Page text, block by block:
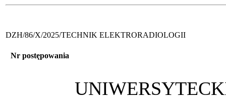
DZH/86/X/2025/TECHNIK ELEKTRORADIOLOGII
Nr postępowania